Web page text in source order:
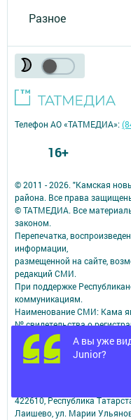
Разное
А вы уже
Junior?
© 2011 - 2026. "Камская
района. Все права
© ТАТМЕДИА. Все
законом.
Перепечатка,
информации,
размещенной на сайте,
редакций СМИ.
При поддержке
коммуникациям.
Наименование СМИ: Кама
№ свидетельства о
07.10.2025
выдано Федеральной
информационных
ФИО главного редактора:
Адрес редакции:
422610, Республика
Лаишево, ул. Марии
Телефон АО «ТАТМЕДИА»:
16+